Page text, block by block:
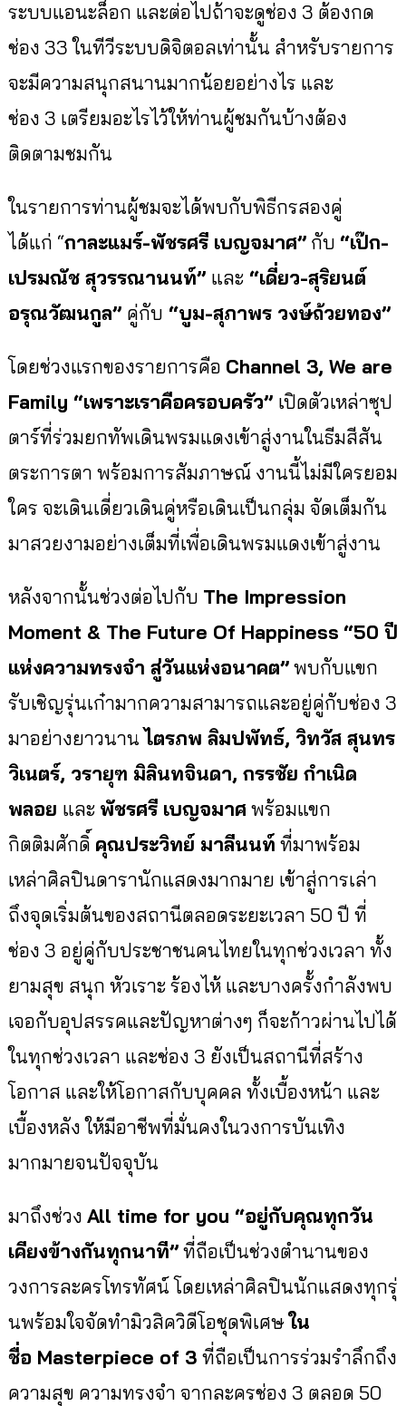
ระบบแอนะล็อก และต่อไปถ้าจะดูช่อง 3 ต้องกด
ช่อง 33ในทีวีระบบดิจิตอลเท่านั้น สำหรับรายการ
จะมีความสนุกสนานมากน้อยอย่างไร และ
ช่อง 3 เตรียมอะไรไว้ให้ท่านผู้ชมกันบ้างต้อง
ติดตามชมกัน
ในรายการท่านผู้ชมจะได้พบกับพิธีกรสองคู่
ได้แก่ “กาละแมร์-พัชรศรี เบญจมาศ” กับ “เป๊ก-
เปรมณัช สุวรรณานนท์” และ “เดี่ยว-สุริยนต์
อรุณวัฒนกูล” คู่กับ “บูม-สุภาพร วงษ์ถ้วยทอง”
โดยช่วงแรกของรายการคือ Channel 3, We are
Family “เพราะเราคือครอบครัว” เปิดตัวเหล่าซุป
ตาร์ที่ร่วมยกทัพเดินพรมแดงเข้าสู่งานในธีมสีสัน
ตระการตา พร้อมการสัมภาษณ์ งานนี้ไม่มีใครยอม
ใคร จะเดินเดี่ยวเดินคู่หรือเดินเป็นกลุ่ม จัดเต็มกัน
มาสวยงามอย่างเต็มที่เพื่อเดินพรมแดงเข้าสู่งาน
หลังจากนั้นช่วงต่อไปกับ The Impression
Moment & The Future Of Happiness “50 ปี
แห่งความทรงจำ สู่วันแห่งอนาคต”พบกับแขก
รับเชิญรุ่นเก๋ามากความสามารถและอยู่คู่กับช่อง 3
มาอย่างยาวนาน ไตรภพ ลิมปพัทธ์, วิทวัส สุนทร
วิเนตร์, วรายุฑ มิลินทจินดา, กรรชัย กำเนิด
พลอย และ พัชรศรี เบญจมาศ พร้อมแขก
กิตติมศักดิ์ คุณประวิทย์ มาลีนนท์ ที่มาพร้อม
เหล่าศิลปินดารานักแสดงมากมาย เข้าสู่การเล่า
ถึงจุดเริ่มต้นของสถานีตลอดระยะเวลา 50 ปี ที่
ช่อง 3 อยู่คู่กับประชาชนคนไทยในทุกช่วงเวลา ทั้ง
ยามสุข สนุก หัวเราะ ร้องไห้ และบางครั้งกำลังพบ
เจอกับอุปสรรคและปัญหาต่างๆ ก็จะก้าวผ่านไปได้
ในทุกช่วงเวลา และช่อง 3 ยังเป็นสถานีที่สร้าง
โอกาส และให้โอกาสกับบุคคล ทั้งเบื้องหน้า และ
เบื้องหลัง ให้มีอาชีพที่มั่นคงในวงการบันเทิง
มากมายจนปัจจุบัน
มาถึงช่วง All time for you “อยู่กับคุณทุกวัน
เคียงข้างกันทุกนาที”ที่ถือเป็นช่วงตำนานของ
วงการละครโทรทัศน์ โดยเหล่าศิลปินนักแสดงทุกรุ่
นพร้อมใจจัดทำมิวสิควิดีโอชุดพิเศษใน
ชื่อ Masterpiece of 3 ที่ถือเป็นการร่วมรำลึกถึง
ความสุข ความทรงจำ จากละครช่อง 3 ตลอด 50